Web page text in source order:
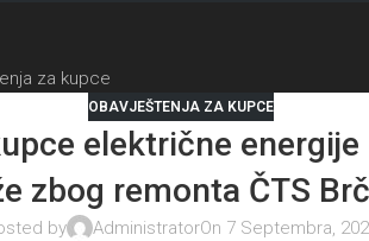
za kupce
OBAVJEŠTENJA ZA KUPCE
električne
zbog remonta ČTS
by AdministratorOn 7 Septembra,